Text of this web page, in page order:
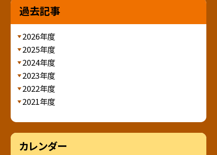
過去記事
2026年度
2025年度
2024年度
2023年度
2022年度
2021年度
カレンダー